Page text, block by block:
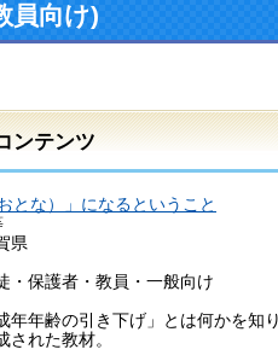
員向け)
ンテンツ
とな）」になるということ
県
・保護者・教員・一般向け
成年年齢の引き下げ」とは何かを
された教材。